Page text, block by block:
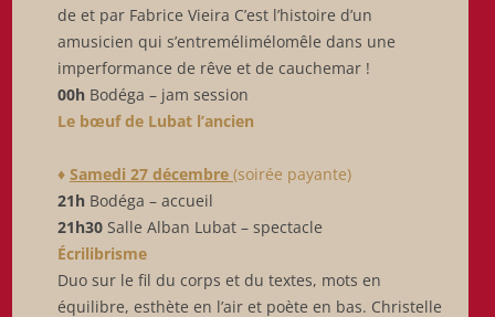
de et par Fabrice Vieira C’est l’histoire d’un
amusicien qui s’entremélimélomêle dans une
imperformance de rêve et de cauchemar !
00hBodéga – jam session
Le bœuf de Lubat l’ancien
♦ Samedi 27 décembre (soirée payante)
21hBodéga – accueil
21h30Salle Alban Lubat – spectacle
Écrilibrisme
Duo sur le fil du corps et du textes, mots en
équilibre, esthète en l’air et poète en bas. Christelle